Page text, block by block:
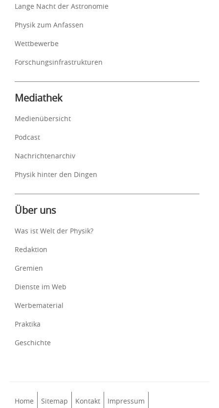
Lange Nacht der Astronomie
Physik zum Anfassen
Wettbewerbe
Forschungsinfrastrukturen
Mediathek
Medienübersicht
Podcast
Nachrichtenarchiv
Physik hinter den Dingen
Über uns
Was ist Welt der Physik?
Redaktion
Gremien
Dienste im Web
Werbematerial
Praktika
Geschichte
Home Sitemap Kontakt Impressum